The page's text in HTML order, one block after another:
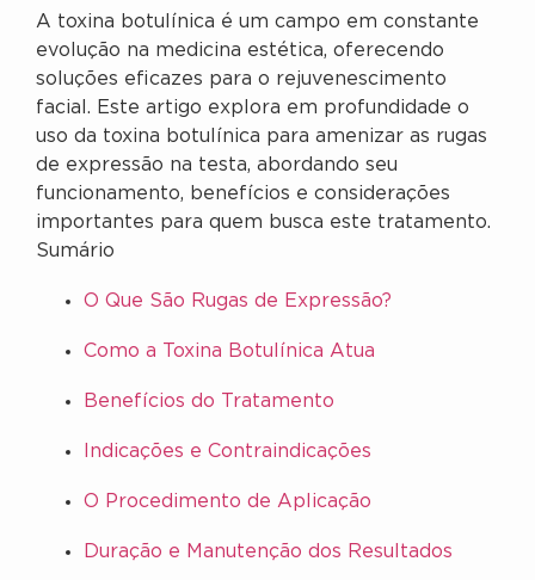
A toxina botulínica é um campo em constante
evolução na medicina estética, oferecendo
soluções eficazes para o rejuvenescimento
facial. Este artigo explora em profundidade o
uso da toxina botulínica para amenizar as rugas
de expressão na testa, abordando seu
funcionamento, benefícios e considerações
importantes para quem busca este tratamento.
Sumário
O Que São Rugas de Expressão?
Como a Toxina Botulínica Atua
Benefícios do Tratamento
Indicações e Contraindicações
O Procedimento de Aplicação
Duração e Manutenção dos Resultados